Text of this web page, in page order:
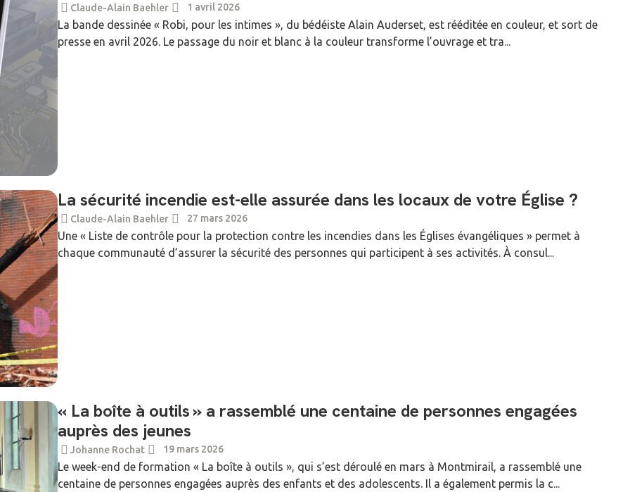
Claude-Alain Baehler 1 avril 2026
La bande dessinée « Robi, pour les intimes », du bédéiste Alain Auderset, est rééditée en couleur, et sort de
presse en avril 2026. Le passage du noir et blanc à la couleur transforme l’ouvrage et tra...
La sécurité incendie est-elle assurée dans les locaux de votre Église ?
Claude-Alain Baehler 27 mars 2026
Une « Liste de contrôle pour la protection contre les incendies dans les Églises évangéliques » permet à
chaque communauté d’assurer la sécurité des personnes qui participent à ses activités. À consul...
« La boîte à outils » a rassemblé une centaine de personnes engagées
auprès des jeunes
Johanne Rochat 19 mars 2026
Le week-end de formation « La boîte à outils », qui s’est déroulé en mars à Montmirail, a rassemblé une
centaine de personnes engagées auprès des enfants et des adolescents. Il a également permis la c...